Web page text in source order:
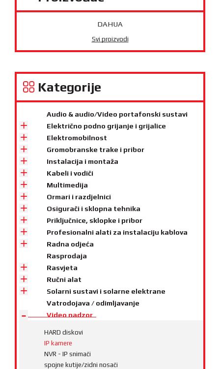
DAHUA
Svi proizvodi
Kategorije
Audio & audio/Video portafonski sustavi
Električno podno grijanje i grijalice
Elektromobilnost
Gromobranske trake i pribor
Instalacija i montaža
Kabeli i vodiči
Multimedija
Ormari i razdjelnici
Osigurači i sklopna tehnika
Priključnice, sklopke i pribor
Profesionalni alati za instalaciju kablova
Radna odjeća
Rasprodaja
Rasvjeta
Ručni alat
Solarni sustavi i solarne elektrane
Vatrodojava / odimljavanje
Video nadzor
HARD diskovi
IP kamere
NVR - IP snimači
spojne kutije/zidni nosači